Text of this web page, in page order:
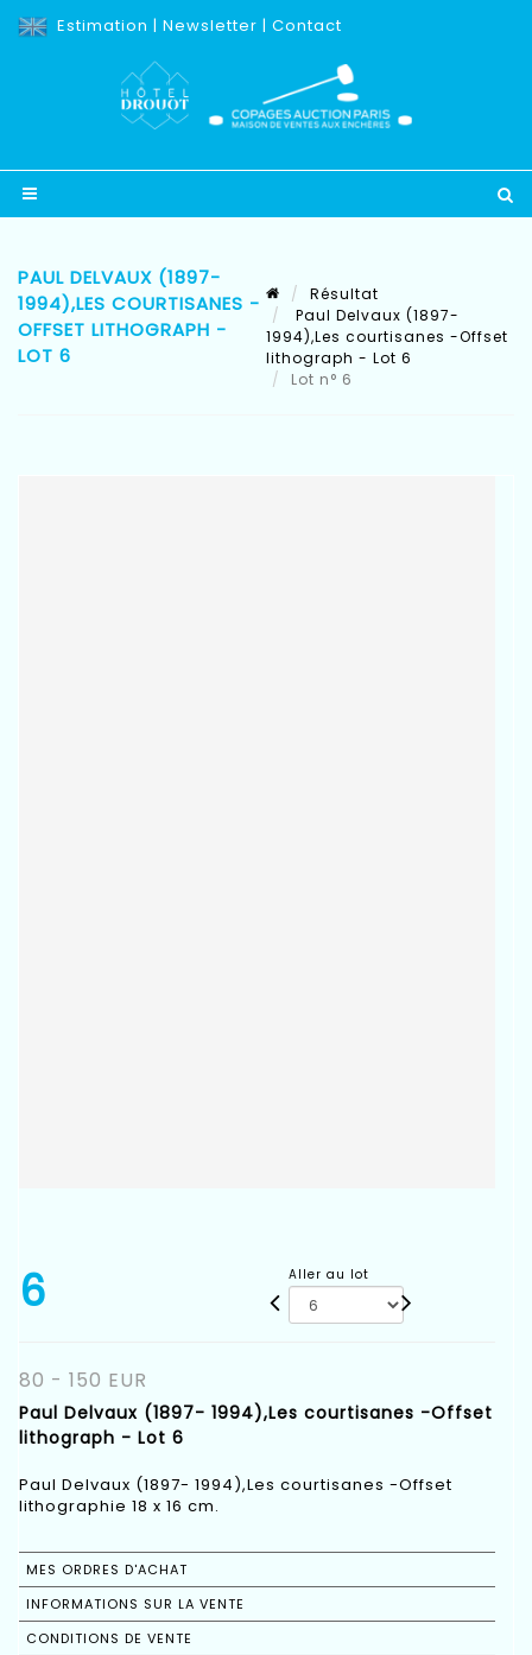
Estimation | Newsletter | Contact
PAUL DELVAUX (1897-
1994),LES COURTISANES -
OFFSET LITHOGRAPH -
LOT 6
Résultat
Paul Delvaux (1897-
1994),Les courtisanes -Offset
lithograph - Lot 6
Lot n° 6
6 Aller au lot
80 - 150 EUR
Paul Delvaux (1897- 1994),Les courtisanes -Offset
lithograph - Lot 6
Paul Delvaux (1897- 1994),Les courtisanes -Offset
lithographie 18 x 16 cm.
MES ORDRES D'ACHAT
INFORMATIONS SUR LA VENTE
CONDITIONS DE VENTE